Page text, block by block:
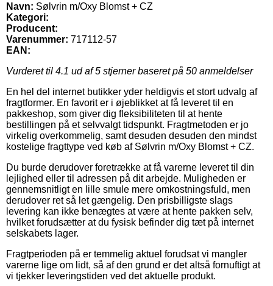
Navn: Sølvrin m/Oxy Blomst + CZ
Kategori:
Producent:
Varenummer: 717112-57
EAN:
Vurderet til 4.1 ud af 5 stjerner baseret på 50 anmeldelser
En hel del internet butikker yder heldigvis et stort udvalg af
fragtformer. En favorit er i øjeblikket at få leveret til en
pakkeshop, som giver dig fleksibiliteten til at hente
bestillingen på et selvvalgt tidspunkt. Fragtmetoden er jo
virkelig overkommelig, samt desuden desuden den mindst
kostelige fragttype ved køb af Sølvrin m/Oxy Blomst + CZ.
Du burde derudover foretrække at få varerne leveret til din
lejlighed eller til adressen på dit arbejde. Muligheden er
gennemsnitligt en lille smule mere omkostningsfuld, men
derudover ret så let gængelig. Den prisbilligste slags
levering kan ikke benægtes at være at hente pakken selv,
hvilket forudsætter at du fysisk befinder dig tæt på internet
selskabets lager.
Fragtperioden på er temmelig aktuel forudsat vi mangler
varerne lige om lidt, så af den grund er det altså fornuftigt at
vi tjekker leveringstiden ved det aktuelle produkt.